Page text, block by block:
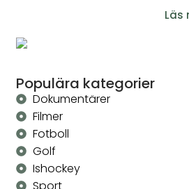
Läs
Populära kategorier
Dokumentärer
Filmer
Fotboll
Golf
Ishockey